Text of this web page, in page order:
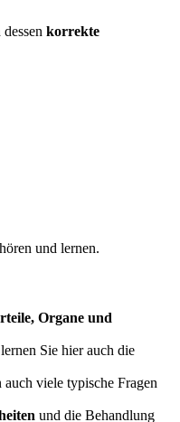
korrekte
hören und lernen.
Organe und
Sie hier auch die
viele typische Fragen
und die Behandlung